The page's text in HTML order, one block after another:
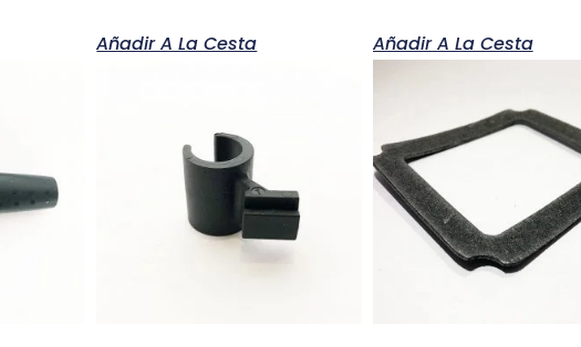
Añadir A La Cesta Añadir A La Cesta